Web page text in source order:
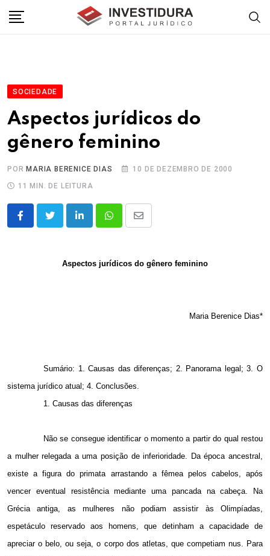
SOCIEDADE
Aspectos jurídicos do
gênero feminino
POR MARIA BERENICE DIAS
10 DE DEZEMBRO DE 2000
11 MIN. DE LEITURA
LinkedInWhatsappShare
Email
Aspectos jurídicos do gênero feminino
Maria Berenice Dias*
Sumário: 1. Causas das diferenças; 2. Panorama legal; 3. O
sistema jurídico atual; 4. Conclusões.
1. Causas das diferenças
Não se consegue identificar o momento a partir do qual restou
a mulher relegada a uma posição de inferioridade. Da época ancestral,
existe a figura do primata arrastando a fêmea pelos cabelos, após
vencer eventual resistência mediante uma pancada na cabeça. Na
Grécia antiga, as mulheres não podiam assistir às Olimpíadas,
espetáculo reservado aos homens, que detinham a capacidade de
apreciar o belo, ou seja, o corpo dos atletas, que competiam nus. Para